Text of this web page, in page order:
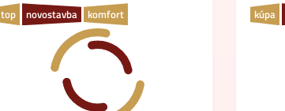
top novostavba komfort kúpa